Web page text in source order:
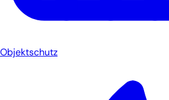
Objektschutz